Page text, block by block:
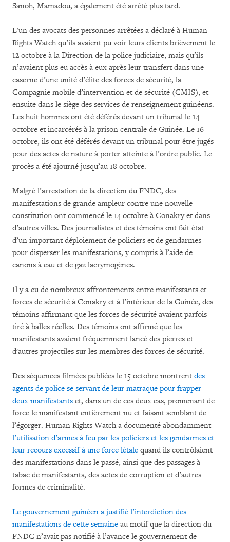
Sanoh, Mamadou, a également été arrêté plus tard.
L'un des avocats des personnes arrêtées a déclaré à Human
Rights Watch qu’ils avaient pu voir leurs clients brièvement le
12 octobre à la Direction de la police judiciaire, mais qu’ils
n’avaient plus eu accès à eux après leur transfert dans une
caserne d’une unité d’élite des forces de sécurité, la
Compagnie mobile d’intervention et de sécurité (CMIS), et
ensuite dans le siège des services de renseignement guinéens.
Les huit hommes ont été déférés devant un tribunal le 14
octobre et incarcérés à la prison centrale de Guinée. Le 16
octobre, ils ont été déférés devant un tribunal pour être jugés
pour des actes de nature à porter atteinte à l’ordre public. Le
procès a été ajourné jusqu’au 18 octobre.
Malgré l’arrestation de la direction du FNDC, des
manifestations de grande ampleur contre une nouvelle
constitution ont commencé le 14 octobre à Conakry et dans
d’autres villes. Des journalistes et des témoins ont fait état
d’un important déploiement de policiers et de gendarmes
pour disperser les manifestations, y compris à l’aide de
canons à eau et de gaz lacrymogènes.
Il y a eu de nombreux affrontements entre manifestants et
forces de sécurité à Conakry et à l’intérieur de la Guinée, des
témoins affirmant que les forces de sécurité avaient parfois
tiré à balles réelles. Des témoins ont affirmé que les
manifestants avaient fréquemment lancé des pierres et
d'autres projectiles sur les membres des forces de sécurité.
Des séquences filmées publiées le 15 octobre montrent des
agents de police se servant de leur matraque pour frapper
deux manifestants et, dans un de ces deux cas, promenant de
force le manifestant entièrement nu et faisant semblant de
l’égorger. Human Rights Watch a documenté abondamment
l’utilisation d’armes à feu par les policiers et les gendarmes et
leur recours excessif à une force létale quand ils contrôlaient
des manifestations dans le passé, ainsi que des passages à
tabac de manifestants, des actes de corruption et d’autres
formes de criminalité.
Le gouvernement guinéen a justifié l’interdiction des
manifestations de cette semaine au motif que la direction du
FNDC n’avait pas notifié à l’avance le gouvernement de